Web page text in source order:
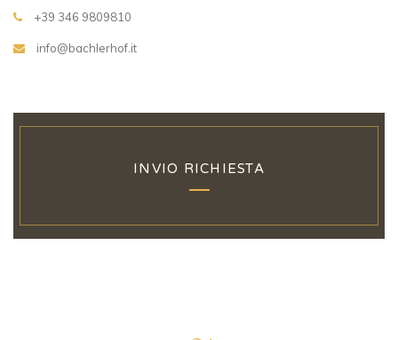
+39 346 9809810
info@bachlerhof.it
INVIO RICHIESTA